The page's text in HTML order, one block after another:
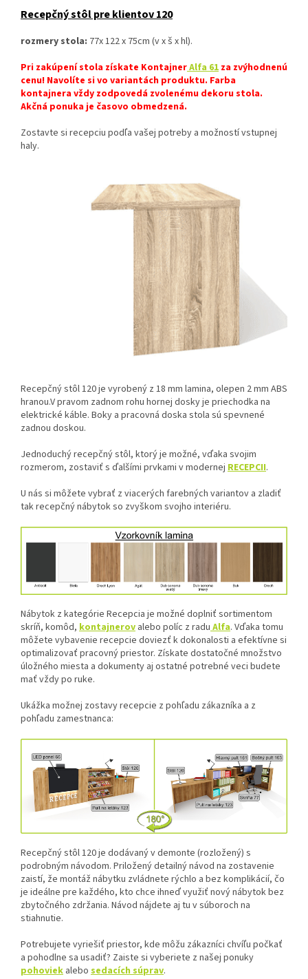
Recepčný stôl pre klientov 120
rozmery stola: 77x 122 x 75cm (v x š x hl).
Pri zakúpení stola získate KontajnerAlfa 61 za zvýhodnenú
cenu! Navolíte si vo variantách produktu. Farba
kontajnera vždy zodpovedá zvolenému dekoru stola.
Akčná ponuka je časovo obmedzená.
Zostavte si recepciu podľa vašej potreby a možností vstupnej
haly.
Recepčný stôl 120 je vyrobený z 18 mm lamina, olepen 2 mm ABS
hranou.V pravom zadnom rohu hornej dosky je priechodka na
elektrické káble. Boky a pracovná doska stola sú spevnené
zadnou doskou.
Jednoduchý recepčný stôl, ktorý je možné, vďaka svojim
rozmerom, zostaviť s ďalšími prvkami v modernej RECEPCII.
U nás si môžete vybrať z viacerých farebných variantov a zladiť
tak recepčný nábytok so zvyškom svojho interiéru.
Nábytok z kategórie Recepcia je možné doplniť sortimentom
skríň, komôd, kontajnerov alebo políc z radu Alfa. Vďaka tomu
môžete vybavenie recepcie doviezť k dokonalosti a efektívne si
optimalizovať pracovný priestor. Získate dostatočné množstvo
úložného miesta a dokumenty aj ostatné potrebné veci budete
mať vždy po ruke.
Ukážka možnej zostavy recepcie z pohľadu zákazníka a z
pohľadu zamestnanca:
Recepčný stôl 120 je dodávaný v demonte (rozložený) s
podrobným návodom. Priložený detailný návod na zostavenie
zaistí, že montáž nábytku zvládnete rýchlo a bez komplikácií, čo
je ideálne pre každého, kto chce ihneď využiť nový nábytok bez
zbytočného zdržania. Návod nájdete aj tu v súboroch na
stiahnutie.
Potrebujete vyriešiť priestor, kde môžu zákazníci chvíľu počkať
a pohodlne sa usadiť? Zaiste si vyberiete z našej ponuky
pohoviek alebo sedacích súprav.